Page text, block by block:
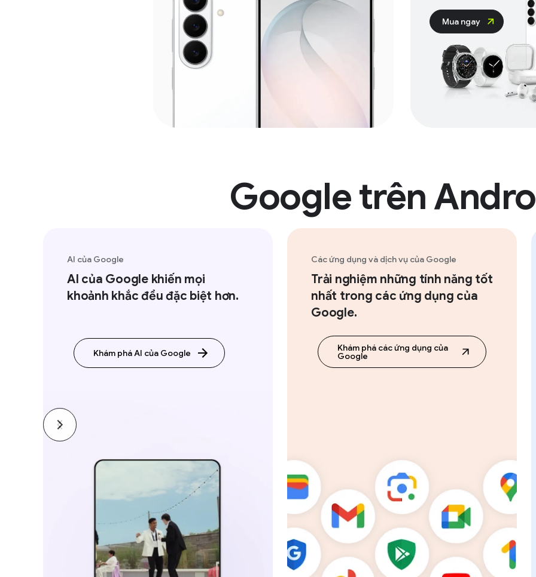
Mua ngay
Google trên
AI của Google
AI của Google khiến mọi
khoảnh khắc đều đặc biệt hơn.
Khám phá AI của Google
Các ứng dụng và dịch vụ của Google
Trải nghiệm những tính năng tốt
nhất trong các ứng dụng của
Google.
Khám phá các ứng dụng của
Google